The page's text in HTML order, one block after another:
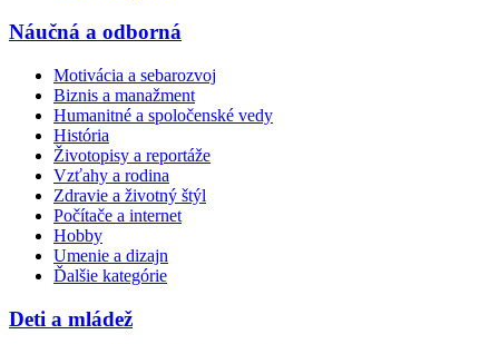
Náučná a odborná
Motivácia a sebarozvoj
Biznis a manažment
Humanitné a spoločenské vedy
História
Životopisy a reportáže
Vzťahy a rodina
Zdravie a životný štýl
Počítače a internet
Hobby
Umenie a dizajn
Ďalšie kategórie
Deti a mládež